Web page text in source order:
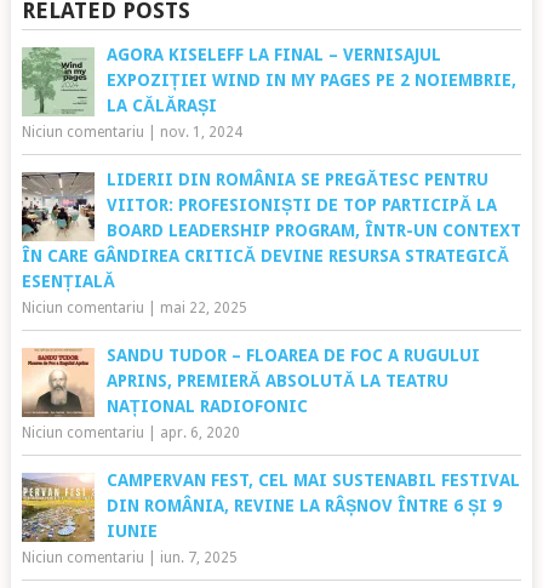
RELATED POSTS
AGORA KISELEFF LA FINAL – VERNISAJUL
EXPOZIȚIEI WIND IN MY PAGES PE 2 NOIEMBRIE,
LA CĂLĂRAȘI
Niciun comentariu nov. 1, 2024
LIDERII DIN ROMÂNIA SE PREGĂTESC PENTRU
VIITOR: PROFESIONIȘTI DE TOP PARTICIPĂ LA
BOARD LEADERSHIP PROGRAM, ÎNTR-UN CONTEXT
ÎN CARE GÂNDIREA CRITICĂ DEVINE RESURSA STRATEGICĂ
ESENȚIALĂ
Niciun comentariu mai 22, 2025
SANDU TUDOR – FLOAREA DE FOC A RUGULUI
APRINS, PREMIERĂ ABSOLUTĂ LA TEATRU
NAȚIONAL RADIOFONIC
Niciun comentariu apr. 6, 2020
CAMPERVAN FEST, CEL MAI SUSTENABIL FESTIVAL
DIN ROMÂNIA, REVINE LA RÂȘNOV ÎNTRE 6 ȘI 9
IUNIE
Niciun comentariu iun. 7, 2025